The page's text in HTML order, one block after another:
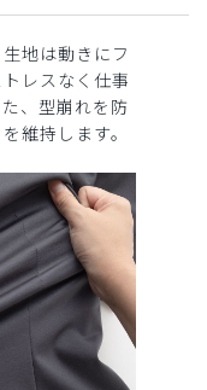
地は動きにフ
レスなく仕事
、型崩れを防
維持します。